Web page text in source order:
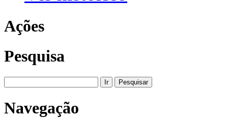
Ações
Pesquisa
Navegação